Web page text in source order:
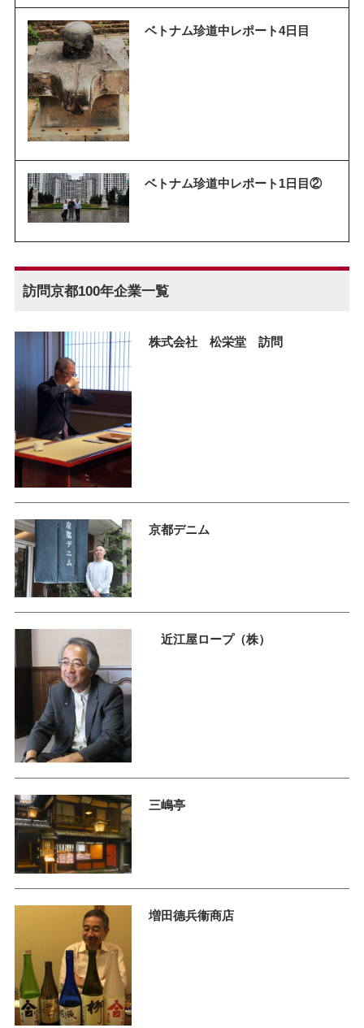
ベトナム珍道中レポート4日目
ベトナム珍道中レポート1日目②
訪問京都100年企業一覧
株式会社 松栄堂 訪問
京都デニム
近江屋ロープ（株）
三嶋亭
増田德兵衞商店